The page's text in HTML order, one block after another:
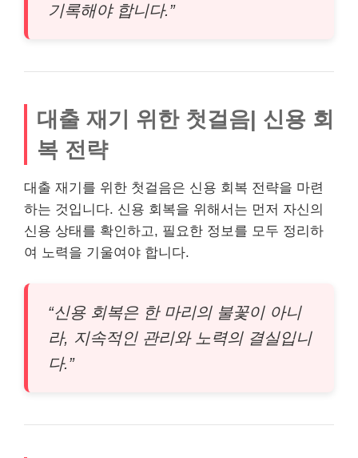
기록해야 합니다.”
대출 재기 위한 첫걸음| 신용 회
복 전략
대출 재기를 위한 첫걸음은 신용 회복 전략을 마련
하는 것입니다. 신용 회복을 위해서는 먼저 자신의
신용 상태를 확인하고, 필요한 정보를 모두 정리하
여 노력을 기울여야 합니다.
“신용 회복은 한 마리의 불꽃이 아니
라, 지속적인 관리와 노력의 결실입니
다.”